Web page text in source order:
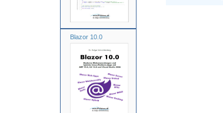
Blazor 10.0